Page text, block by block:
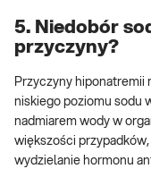
5. Niedobór
przyczyny?
Przyczyny hiponatremii
niskiego poziomu sodu
nadmiarem wody w
większości
wydzielanie hormonu